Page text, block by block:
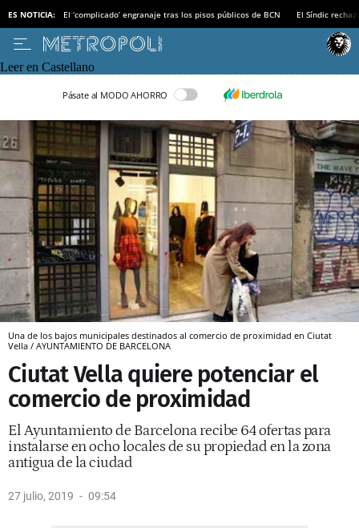
ES NOTICIA: El ‘complicado’ engranaje tras los pisos públicos de BCN El Síndic
Leer en Castellano
Pásate al MODO AHORRO
Una de los bajos municipales destinados al comercio de proximidad en Ciutat
Vella / AYUNTAMIENTO DE BARCELONA
Ciutat Vella quiere potenciar el
comercio de proximidad
El Ayuntamiento de Barcelona recibe 64 ofertas para
instalarse en ocho locales de su propiedad en la zona
antigua de la ciudad
27 julio, 2019 09:54